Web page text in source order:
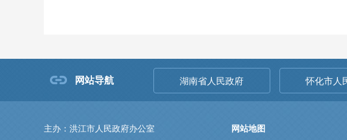
网站导航 湖南省人民政府 怀化市人
主办：洪江市人民政府办公室
网站地图